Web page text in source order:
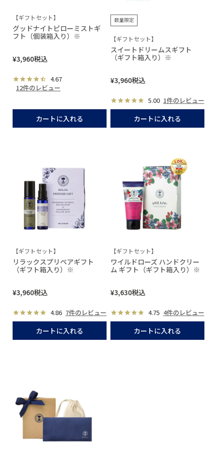
【ギフトセット】
グッドナイトピローミストギ
フト（個装箱入り）※
¥3,960税込
4.67
12件のレビュー
カートに入れる
数量限定
【ギフトセット】
スイートドリームスギフト
（ギフト箱入り）※
¥3,960税込
5.00 1件のレビュー
カートに入れる
【ギフトセット】
リラックスプリペアギフト
（ギフト箱入り）※
¥3,960税込
4.86 7件のレビュー
カートに入れる
【ギフトセット】
ワイルドローズ ハンドクリー
ム ギフト（ギフト箱入り）※
¥3,630税込
4.75 4件のレビュー
カートに入れる